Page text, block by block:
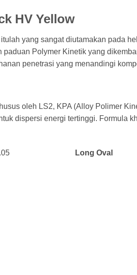
HV Yellow
yang sangat diutamakan pada
Polymer Kinetik yang
penetrasi yang menandingi
oleh LS2, KPA (Alloy Polimer
dispersi energi tertinggi. Formula
Long Oval